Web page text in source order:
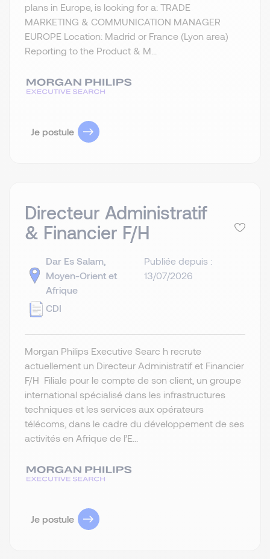
plans in Europe, is looking for a: TRADE
MARKETING & COMMUNICATION MANAGER
EUROPE Location: Madrid or France (Lyon area)
Reporting to the Product & M...
Je postule
Directeur Administratif
& Financier F/H
Dar Es Salam,
Moyen-Orient et
Afrique
CDI
Publiée depuis :
13/07/2026
Morgan Philips Executive Searc h recrute
actuellement un Directeur Administratif et Financier
F/H Filiale pour le compte de son client, un groupe
international spécialisé dans les infrastructures
techniques et les services aux opérateurs
télécoms, dans le cadre du développement de ses
activités en Afrique de l’E...
Je postule